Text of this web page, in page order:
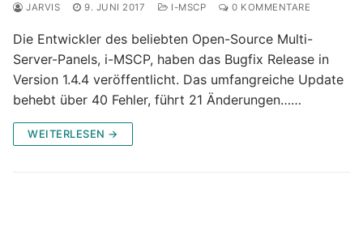
JARVIS 9. JUNI 2017 I-MSCP 0 KOMMENTARE
Die Entwickler des beliebten Open-Source Multi-
Server-Panels, i-MSCP, haben das Bugfix Release in
Version 1.4.4 veröffentlicht. Das umfangreiche Update
behebt über 40 Fehler, führt 21 Änderungen……
WEITERLESEN →